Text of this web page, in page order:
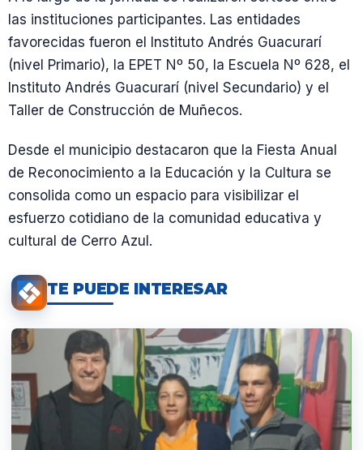
las instituciones participantes. Las entidades
favorecidas fueron el Instituto Andrés Guacurarí
(nivel Primario), la EPET Nº 50, la Escuela Nº 628, el
Instituto Andrés Guacurarí (nivel Secundario) y el
Taller de Construcción de Muñecos.
Desde el municipio destacaron que la Fiesta Anual
de Reconocimiento a la Educación y la Cultura se
consolida como un espacio para visibilizar el
esfuerzo cotidiano de la comunidad educativa y
cultural de Cerro Azul.
TE PUEDE INTERESAR